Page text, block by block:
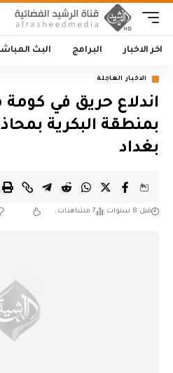
اخر الاخبار البرامج البث
الاخبار العاجلة
اندلاع حريق في
بمنطقة البكرية
بغداد
قبل 8 سنوات 7 مشاهدات